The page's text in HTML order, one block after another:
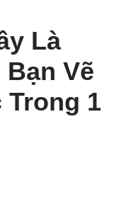
Là
Vẽ
Trong 1